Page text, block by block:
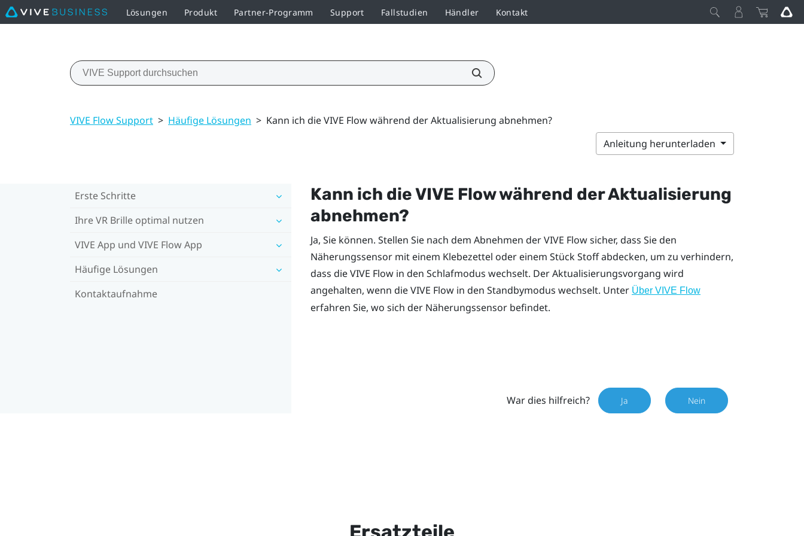
Lösungen Produkt Partner-Programm Support Fallstudien Händler Kontakt
VIVE Flow Support > Häufige Lösungen > Kann ich die VIVE Flow während der Aktualisierung abnehmen?
Anleitung herunterladen
Erste Schritte
Ihre VR Brille optimal nutzen
VIVE App und VIVE Flow App
Häufige Lösungen
Kontaktaufnahme
Kann ich dieVIVE Flowwährend der Aktualisierung
abnehmen?
Ja, Sie können. Stellen Sie nach dem Abnehmen derVIVE Flowsicher, dass Sie den
Näherungssensor mit einem Klebezettel oder einem Stück Stoff abdecken, um zu verhindern,
dass dieVIVE Flowin den Schlafmodus wechselt. Der Aktualisierungsvorgang wird
angehalten, wenn dieVIVE Flowin den Standbymodus wechselt. Unter Über VIVE Flow
erfahren Sie, wo sich der Näherungssensor befindet.
War dies hilfreich? Ja Nein